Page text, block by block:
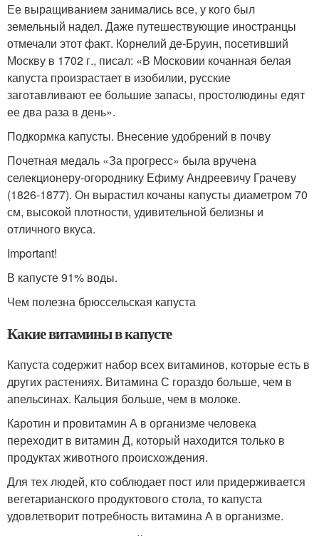
Ее выращиванием занимались все, у кого был
земельный надел. Даже путешествующие иностранцы
отмечали этот факт. Корнелий де-Бруин, посетивший
Москву в 1702 г., писал: «В Московии кочанная белая
капуста произрастает в изобилии, русские
заготавливают ее большие запасы, простолюдины едят
ее два раза в день».
Подкормка капусты. Внесение удобрений в почву
Почетная медаль «За прогресс» была вручена
селекционеру-огороднику Ефиму Андреевичу Грачеву
(1826-1877). Он вырастил кочаны капусты диаметром 70
см, высокой плотности, удивительной белизны и
отличного вкуса.
Important!
В капусте 91% воды.
Чем полезна брюссельская капуста
Какие витамины в капусте
Капуста содержит набор всех витаминов, которые есть в
других растениях. Витамина С гораздо больше, чем в
апельсинах. Кальция больше, чем в молоке.
Каротин и провитамин А в организме человека
переходит в витамин Д, который находится только в
продуктах животного происхождения.
Для тех людей, кто соблюдает пост или придерживается
вегетарианского продуктового стола, то капуста
удовлетворит потребность витамина А в организме.